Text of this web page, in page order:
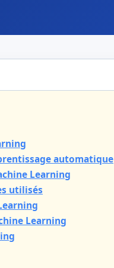
automatique
Learning
utilisés
Learning